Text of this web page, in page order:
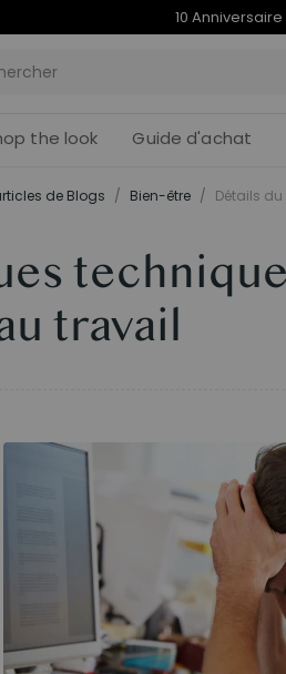
Offres du 10e
the look Guide d'achat
de Blogs / Bien-être / Détails du
travail